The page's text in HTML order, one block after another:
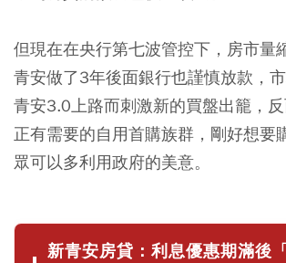
但現在在央行第七波管控下，房市量
青安做了3年後面銀行也謹慎放款，
青安3.0上路而刺激新的買盤出籠，
正有需要的自用首購族群，剛好想要
眾可以多利用政府的美意。
新青安房貸：利息優惠期滿後